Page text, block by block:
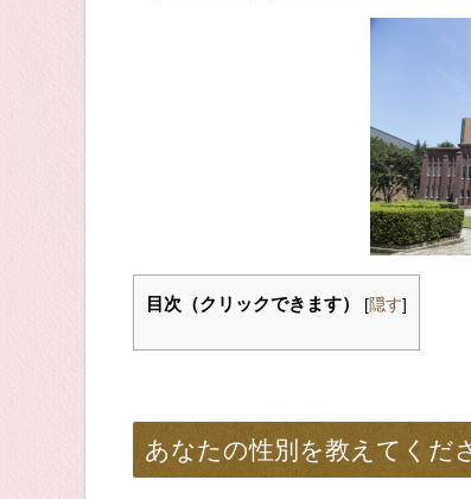
目次（クリックできます） [隠す]
あなたの性別を教えてくだ